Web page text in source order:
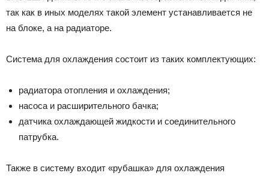
так как в иных моделях такой элемент устанавливается не
на блоке, а на радиаторе.
Система для охлаждения состоит из таких комплектующих:
радиатора отопления и охлаждения;
насоса и расширительного бачка;
датчика охлаждающей жидкости и соединительного
патрубка.
Также в систему входит «рубашка» для охлаждения